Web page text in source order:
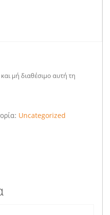
μή διαθέσιμο αυτή τη
Uncategorized